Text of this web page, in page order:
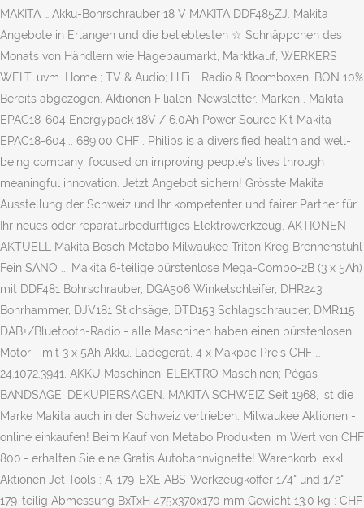
MAKITA … Akku-Bohrschrauber 18 V MAKITA DDF485ZJ. Makita
Angebote in Erlangen und die beliebtesten ☆ Schnäppchen des
Monats von Händlern wie Hagebaumarkt, Marktkauf, WERKERS
WELT, uvm. Home ; TV & Audio; HiFi … Radio & Boomboxen; BON 10%
Bereits abgezogen. Aktionen Filialen. Newsletter. Marken . Makita
EPAC18-604 Energypack 18V / 6.0Ah Power Source Kit Makita
EPAC18-604... 689.00 CHF . Philips is a diversified health and well-
being company, focused on improving people’s lives through
meaningful innovation. Jetzt Angebot sichern! Grösste Makita
Ausstellung der Schweiz und Ihr kompetenter und fairer Partner für
Ihr neues oder reparaturbedürftiges Elektrowerkzeug. AKTIONEN
AKTUELL Makita Bosch Metabo Milwaukee Triton Kreg Brennenstuhl
Fein SANO ... Makita 6-teilige bürstenlose Mega-Combo-2B (3 x 5Ah)
mit DDF481 Bohrschrauber, DGA506 Winkelschleifer, DHR243
Bohrhammer, DJV181 Stichsäge, DTD153 Schlagschrauber, DMR115
DAB+/Bluetooth-Radio - alle Maschinen haben einen bürstenlosen
Motor - mit 3 x 5Ah Akku, Ladegerät, 4 x Makpac Preis CHF …
24.1072.3941. AKKU Maschinen; ELEKTRO Maschinen; Pégas
BANDSÄGE, DEKUPIERSÄGEN. MAKITA SCHWEIZ Seit 1968, ist die
Marke Makita auch in der Schweiz vertrieben. Milwaukee Aktionen -
online einkaufen! Beim Kauf von Metabo Produkten im Wert von CHF
800.- erhalten Sie eine Gratis Autobahnvignette! Warenkorb. exkl.
Aktionen Jet Tools : A-179-EXE ABS-Werkzeugkoffer 1/4" und 1/2"
179-teilig Abmessung BxTxH 475x370x170 mm Gewicht 13.0 kg : CHF